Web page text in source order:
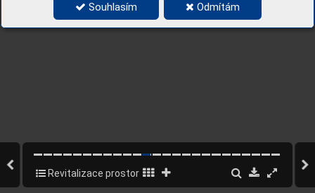
Souhlasím Odmítám
Revitalizace prostoru za kostelem Barrandov 2025